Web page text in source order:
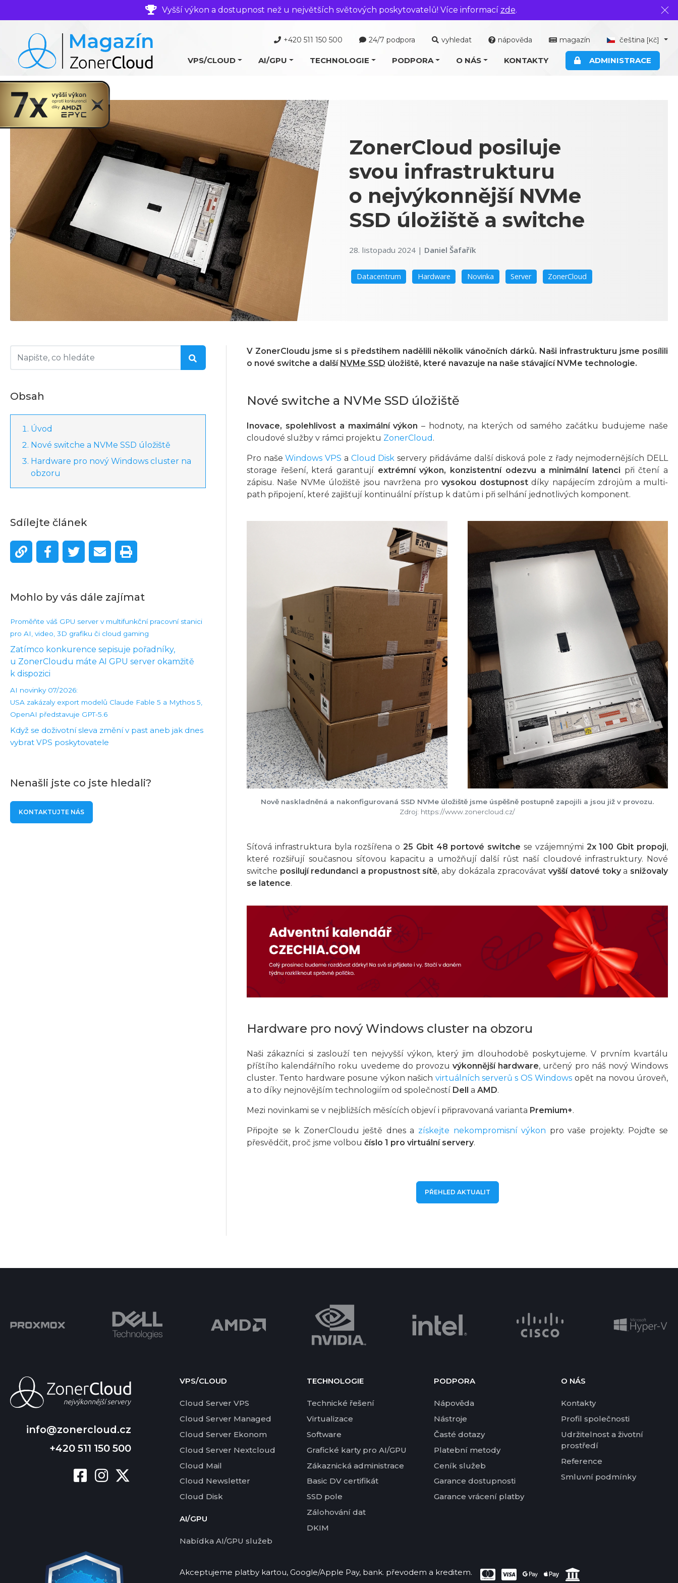
Vyšší výkon a dostupnost než u největších světových poskytovatelů! Více informací zde.
+420 511 150 500 24/7 podpora vyhledat nápověda magazín čeština [Kč]
VPS/CLOUD AI/GPU TECHNOLOGIE PODPORA O NÁS KONTAKTY ADMINISTRACE
ZonerCloud posiluje
svou infrastrukturu
o nejvýkonnější NVMe
SSD úložiště a switche
28. listopadu 2024 | Daniel Šafařík
Datacentrum Hardware Novinka Server ZonerCloud
Obsah
Úvod
Nové switche a NVMe SSD úložiště
Hardware pro nový Windows cluster na
obzoru
Sdílejte článek
Mohlo by vás dále zajímat
Proměňte váš GPU server v multifunkční pracovní stanici
pro AI, video, 3D grafiku či cloud gaming
Zatímco konkurence sepisuje pořadníky,
u ZonerCloudu máte AI GPU server okamžitě
k dispozici
AI novinky 07/2026:
USA zakázaly export modelů Claude Fable 5 a Mythos 5,
OpenAI představuje GPT-5.6
Když se doživotní sleva změní v past aneb jak dnes
vybrat VPS poskytovatele
Nenašli jste co jste hledali?
KONTAKTUJTE NÁS
V ZonerCloudu jsme si s předstihem nadělili několik vánočních dárků. Naši infrastrukturu jsme posílili
o nové switche a další NVMe SSD úložiště, které navazuje na naše stávající NVMe technologie.
Nové switche a NVMe SSD úložiště
Inovace, spolehlivost a maximální výkon – hodnoty, na kterých od samého začátku budujeme naše
cloudové služby v rámci projektu ZonerCloud .
Pro našeWindows VPS a Cloud Disk servery přidáváme další disková pole z řady nejmodernějších DELL
storage řešení, která garantují extrémní výkon, konzistentní odezvu a minimální latenci při čtení a
zápisu. Naše NVMe úložiště jsou navržena provysokou dostupnostdíky napájecím zdrojům a multi-
path připojení, které zajišťují kontinuální přístup k datům i při selhání jednotlivých komponent.
Nově naskladněná a nakonfigurovaná SSD NVMe úložiště jsme úspěšně postupně zapojili a jsou již v provozu.
Zdroj: https://www.zonercloud.cz/
Síťová infrastruktura byla rozšířena o 25 Gbit 48 portové switche se vzájemnými 2x 100 Gbit propoji,
které rozšiřují současnou síťovou kapacitu a umožňují další růst naší cloudové infrastruktury. Nové
switche posilují redundanci a propustnost sítě, aby dokázala zpracovávatvyšší datové tokya snižovaly
se latence.
Hardware pro nový Windows cluster na obzoru
Naši zákazníci si zaslouží ten nejvyšší výkon, který jim dlouhodobě poskytujeme. V prvním kvartálu
příštího kalendářního roku uvedeme do provozu výkonnější hardware, určený pro náš nový Windows
cluster. Tento hardware posune výkon našich virtuálních serverů s OS Windows opět na novou úroveň,
a to díky nejnovějším technologiím od společností Dell a AMD.
Mezi novinkami se v nejbližších měsících objeví i připravovaná varianta Premium+.
Připojte se k ZonerCloudu ještě dnes a získejte nekompromisní výkon pro vaše projekty. Pojďte se
přesvědčit, proč jsme volbou číslo 1 pro virtuální servery.
PŘEHLED AKTUALIT
info@zonercloud.cz
+420 511 150 500
VPS/CLOUD
Cloud Server VPS
Cloud Server Managed
Cloud Server Ekonom
Cloud Server Nextcloud
Cloud Mail
Cloud Newsletter
Cloud Disk
AI/GPU
Nabídka AI/GPU služeb
TECHNOLOGIE
Technické řešení
Virtualizace
Software
Grafické karty pro AI/GPU
Zákaznická administrace
Basic DV certifikát
SSD pole
Zálohování dat
DKIM
PODPORA
Nápověda
Nástroje
Časté dotazy
Platební metody
Ceník služeb
Garance dostupnosti
Garance vrácení platby
O NÁS
Kontakty
Profil společnosti
Udržitelnost a životní
prostředí
Reference
Smluvní podmínky
Akceptujeme platby kartou, Google/Apple Pay, bank. převodem a kreditem.